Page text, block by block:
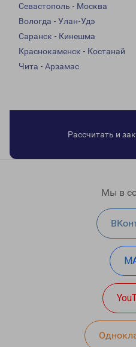
Севастополь - Москва
Вологда - Улан-Удэ
Саранск - Кинешма
Краснокаменск - Костанай
Чита - Арзамас
Рассчитать и
Мы в